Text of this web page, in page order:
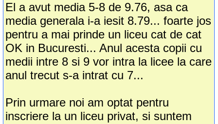
El a avut media 5-8 de 9.76, asa ca
media generala i-a iesit 8.79... foarte jos
pentru a mai prinde un liceu cat de cat
OK in Bucuresti... Anul acesta copii cu
medii intre 8 si 9 vor intra la licee la care
anul trecut s-a intrat cu 7...
Prin urmare noi am optat pentru
inscriere la un liceu privat, si suntem